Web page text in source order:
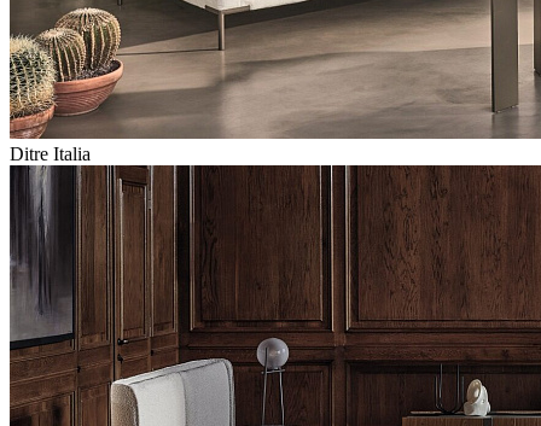
Ditre Italia